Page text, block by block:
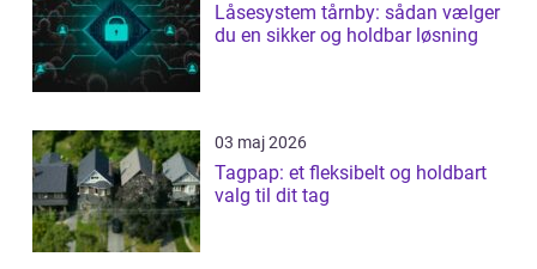
Låsesystem tårnby: sådan vælger
du en sikker og holdbar løsning
03 maj 2026
Tagpap: et fleksibelt og holdbart
valg til dit tag